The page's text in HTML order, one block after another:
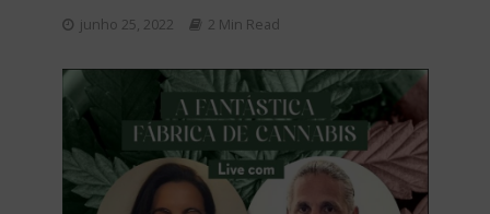
junho 25, 2022 2 Min Read